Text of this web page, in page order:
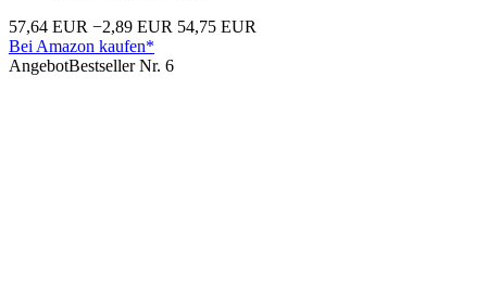
57,64 EUR −2,89 EUR 54,75 EUR
Bei Amazon kaufen*
AngebotBestseller Nr. 6